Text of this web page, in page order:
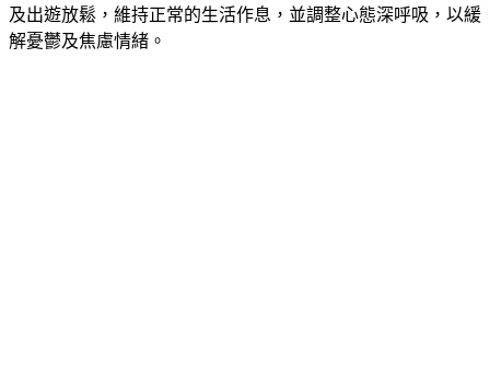
他事物上，切勿投入過深影響身心健康。醫師表示應定期運動
及出遊放鬆，維持正常的生活作息，並調整心態深呼吸，以緩